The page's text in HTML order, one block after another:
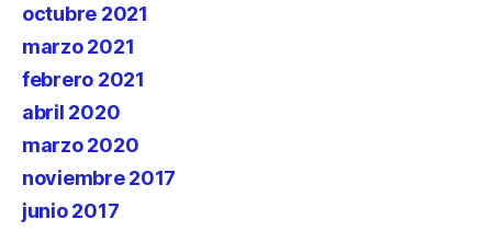
octubre 2021
marzo 2021
febrero 2021
abril 2020
marzo 2020
noviembre 2017
junio 2017